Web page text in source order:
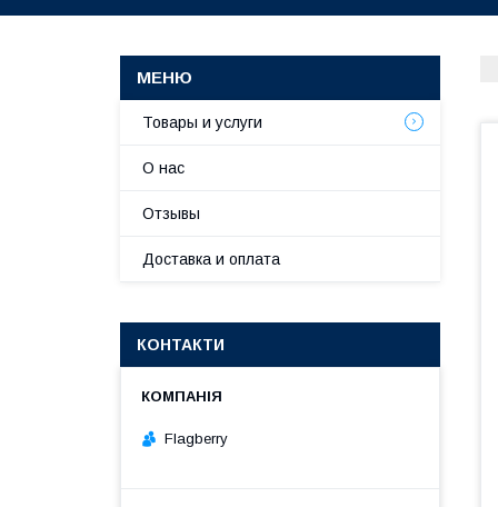
Товары и услуги
О нас
Отзывы
Доставка и оплата
КОНТАКТИ
Flagberry